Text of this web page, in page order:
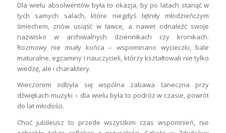
Dla wielu absolwentów była to okazja, by po latach stanąć w
tych samych salach, które niegdyś tętniły młodzieńczym
śmiechem, znów usiąść w ławce, a nawet odnaleźć swoje
nazwisko w archiwalnych dziennikach czy kronikach.
Rozmowy nie miały końca – wspominano wycieczki, bale
maturalne, egzaminy i nauczycieli, którzy kształtowali nie tylko
wiedzę, ale i charaktery.
Wieczorem odbyła się wspólna zabawa taneczna przy
dźwiękach muzyki – dla wielu była to podróż w czasie, powrót
do lat młodości.
Choć jubileusz to przede wszystkim czas wspomnień, nie